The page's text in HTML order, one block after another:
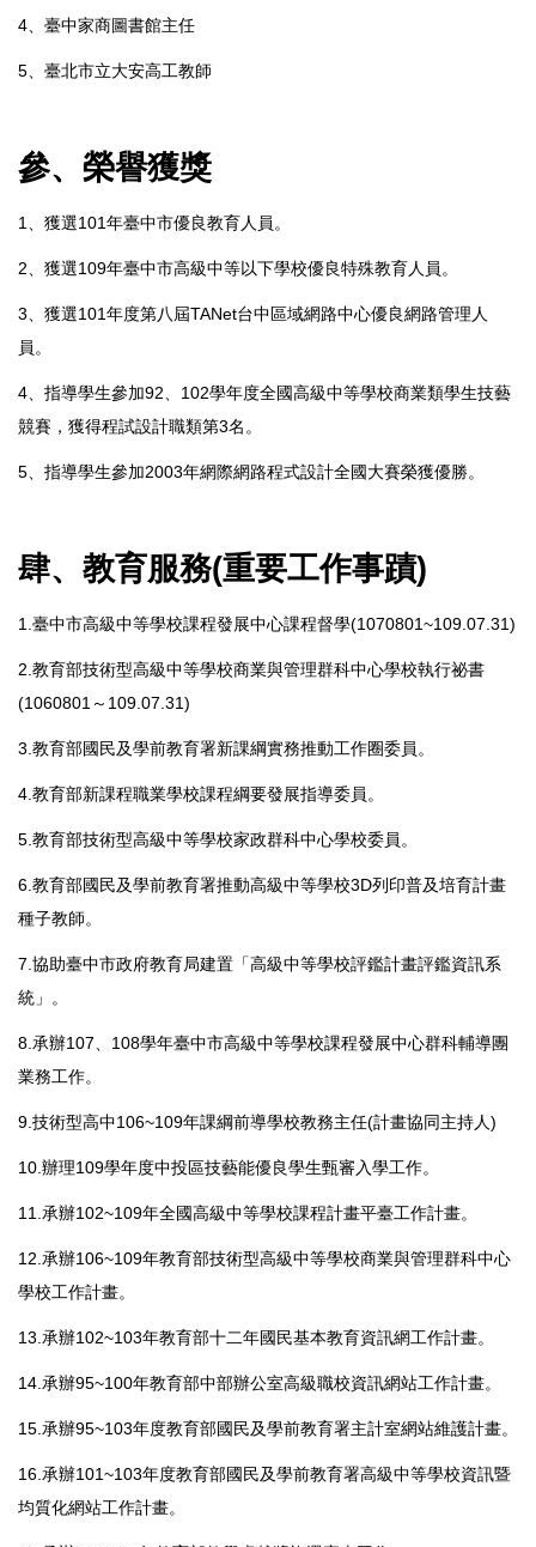
4、臺中家商圖書館主任
5、臺北市立大安高工教師
參、榮譽獲獎
1、獲選101年臺中市優良教育人員。
2、獲選109年臺中市高級中等以下學校優良特殊教育人員。
3、獲選101年度第八屆TANet台中區域網路中心優良網路管理人
員。
4、指導學生參加92、102學年度全國高級中等學校商業類學生技藝
競賽，獲得程試設計職類第3名。
5、指導學生參加2003年網際網路程式設計全國大賽榮獲優勝。
肆、教育服務(重要工作事蹟)
1.臺中市高級中等學校課程發展中心課程督學(1070801~109.07.31)
2.教育部技術型高級中等學校商業與管理群科中心學校執行祕書
(1060801～109.07.31)
3.教育部國民及學前教育署新課綱實務推動工作圈委員。
4.教育部新課程職業學校課程綱要發展指導委員。
5.教育部技術型高級中等學校家政群科中心學校委員。
6.教育部國民及學前教育署推動高級中等學校3D列印普及培育計畫
種子教師。
7.協助臺中市政府教育局建置「高級中等學校評鑑計畫評鑑資訊系
統」。
8.承辦107、108學年臺中市高級中等學校課程發展中心群科輔導團
業務工作。
9.技術型高中106~109年課綱前導學校教務主任(計畫協同主持人)
10.辦理109學年度中投區技藝能優良學生甄審入學工作。
11.承辦102~109年全國高級中等學校課程計畫平臺工作計畫。
12.承辦106~109年教育部技術型高級中等學校商業與管理群科中心
學校工作計畫。
13.承辦102~103年教育部十二年國民基本教育資訊網工作計畫。
14.承辦95~100年教育部中部辦公室高級職校資訊網站工作計畫。
15.承辦95~103年度教育部國民及學前教育署主計室網站維護計畫。
16.承辦101~103年度教育部國民及學前教育署高級中等學校資訊暨
均質化網站工作計畫。